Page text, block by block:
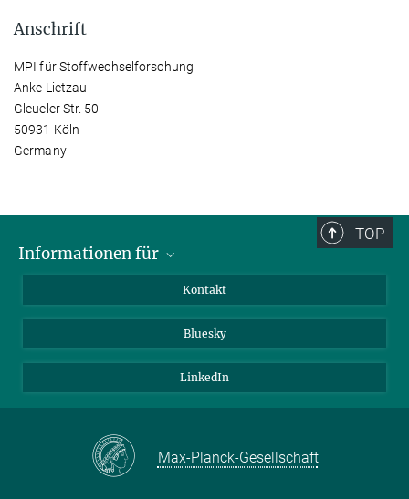
Anschrift
MPI für Stoffwechselforschung
Anke Lietzau
Gleueler Str. 50
50931 Köln
Germany
TOP
Informationen für
Bewerbende
Forschende
Kontakt
Bluesky
LinkedIn
Max-Planck-Gesellschaft